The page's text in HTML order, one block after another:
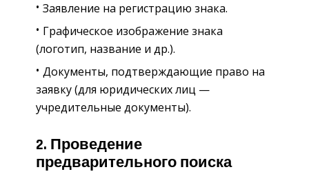
Заявление на регистрацию знака.
Графическое изображение знака
(логотип, название и др.).
Документы, подтверждающие право на
заявку (для юридических лиц —
учредительные документы).
2. Проведение
предварительного поиска